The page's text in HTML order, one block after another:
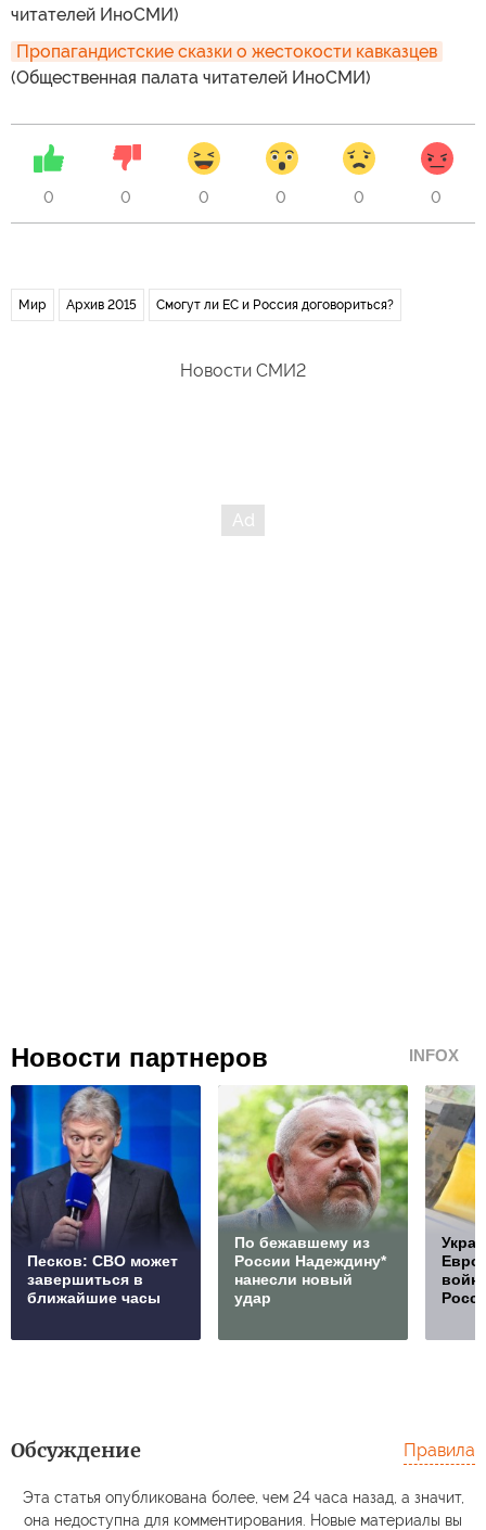
читателей ИноСМИ)
Пропагандистские сказки о жестокости кавказцев
(Общественная палата читателей ИноСМИ)
0 0 0 0 0 0
Мир Архив 2015 Смогут ли ЕС и Россия договориться?
Новости СМИ2
Новости партнеров INFOX
Песков: СВО может
завершиться в
ближайшие часы
По бежавшему из
России Надеждину*
нанесли новый
удар
Обсуждение Правила
Эта статья опубликована более, чем 24 часа назад, а значит,
она недоступна для комментирования. Новые материалы вы